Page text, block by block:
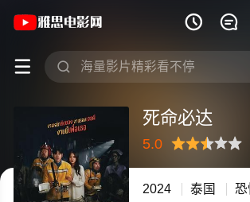
 
 
《死命必达》(2024)泰国泰
死命必达
5.0
很差
较差还行推荐力荐
2024 泰国
恐